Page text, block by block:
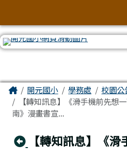
臺南市北區開元國民
主內容區域
Home開元國小 學務處
校園公
【轉知訊息】《滑手機前先想
南》漫畫書宣...
回上頁
【轉知訊息】《
頁尾區域